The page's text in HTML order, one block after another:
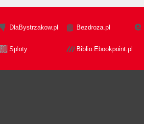
DlaBystrzakow.pl Bezdroza.pl
Sploty Biblio.Ebookpoint.pl